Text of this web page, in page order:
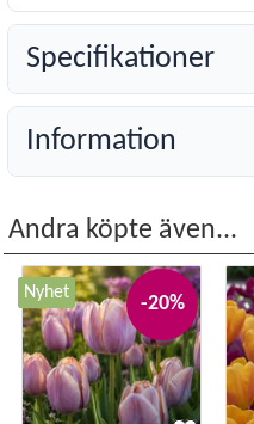
Planteringstid:augusti-
Vetenskapligt namn:
Antal lökar:2
Specifikationer
Information
Andra köpte även...
-20%
Nyhet